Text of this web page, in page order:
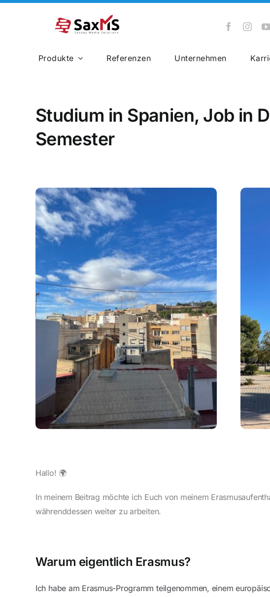
Produkte Referenzen Unternehmen
Studium in Spanien, Job in
Semester
Hallo! 🌍
In meinem Beitrag möchte ich Euch von meinem
währenddessen weiter zu arbeiten.
Warum eigentlich Erasmus?
Ich habe am Erasmus-Programm teilgenommen, einem